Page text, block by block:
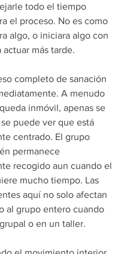
todo el tiempo
el proceso. No es como
algo, o iniciara algo con
más tarde.
completo de sanación
A menudo
inmóvil, apenas se
puede ver que está
centrado. El grupo
permanece
recogido aun cuando el
mucho tiempo. Las
aquí no solo afectan
al grupo entero cuando
o en un taller.